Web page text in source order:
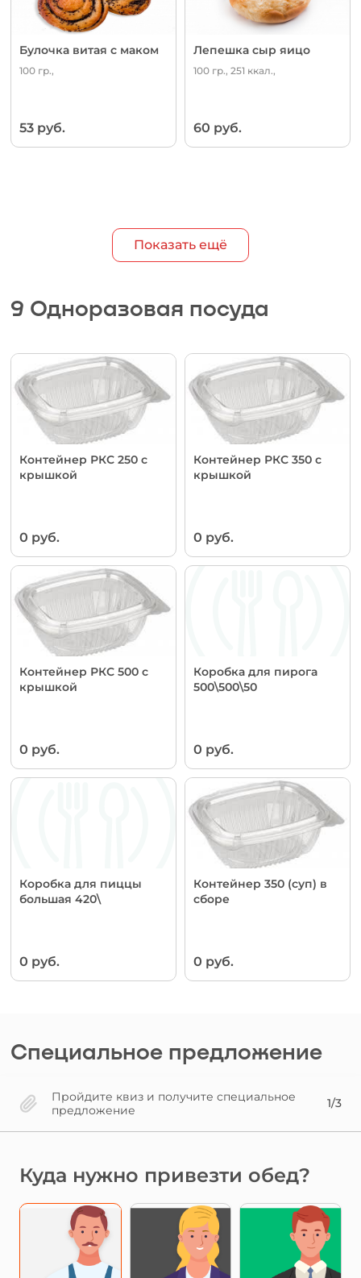
Булочка витая с маком
100 гр.,
53 руб.
Лепешка сыр яицо
100 гр., 251 ккал.,
60 руб.
Показать ещё
9 Одноразовая посуда
Контейнер РКС 250 с
крышкой
0 руб.
Контейнер РКС 350 с
крышкой
0 руб.
Контейнер РКС 500 с
крышкой
0 руб.
Коробка для пирога
500\500\50
0 руб.
Коробка для пиццы
большая 420\
0 руб.
Контейнер 350 (суп) в
сборе
0 руб.
Специальное предложение
Пройдите квиз и получите специальное
предложение
1/3
Куда нужно привезти обед?